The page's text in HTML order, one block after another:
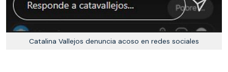
Catalina Vallejos denuncia acoso en redes sociales